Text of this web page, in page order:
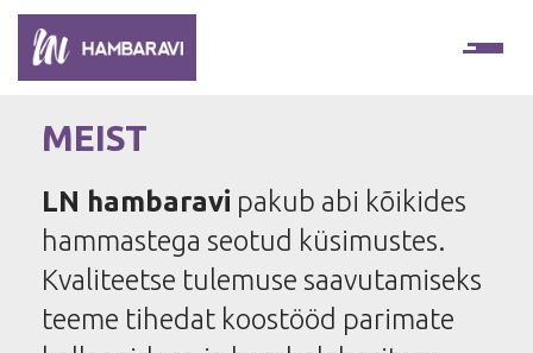
MEIST
LN hambaravi pakub abi kõikides
hammastega seotud küsimustes.
Kvaliteetse tulemuse saavutamiseks
teeme tihedat koostööd parimate